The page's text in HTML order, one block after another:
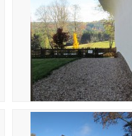
024 Pohled z průchodu